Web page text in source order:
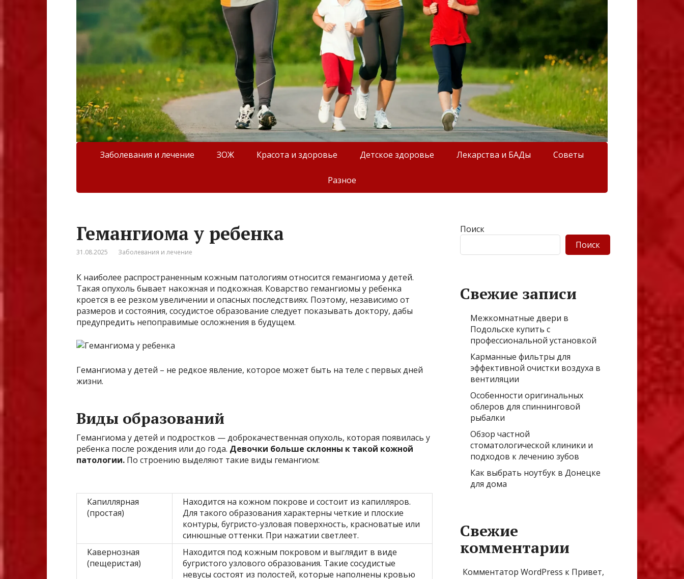
Заболевания и лечение ЗОЖ Красота и здоровье Детское здоровье Лекарства и БАДы Советы
Разное
Гемангиома у ребенка
31.08.2025 Заболевания и лечение
К наиболее распространенным кожным патологиям относится гемангиома у детей.
Такая опухоль бывает накожная и подкожная. Коварство гемангиомы у ребенка
кроется в ее резком увеличении и опасных последствиях. Поэтому, независимо от
размеров и состояния, сосудистое образование следует показывать доктору, дабы
предупредить непоправимые осложнения в будущем.
Гемангиома у детей – не редкое явление, которое может быть на теле с первых дней
жизни.
Виды образований
Гемангиома у детей и подростков — доброкачественная опухоль, которая появилась у
ребенка после рождения или до года. Девочки больше склонны к такой кожной
патологии. По строению выделяют такие виды гемангиом:
Капиллярная
(простая)
Находится на кожном покрове и состоит из капилляров.
Для такого образования характерны четкие и плоские
контуры, бугристо-узловая поверхность, красноватые или
синюшные оттенки. При нажатии светлеет.
Кавернозная
(пещеристая)
Находится под кожным покровом и выглядит в виде
бугристого узлового образования. Такие сосудистые
невусы состоят из полостей, которые наполнены кровью
Поиск
Поиск
Свежие записи
Межкомнатные двери в
Подольске купить с
профессиональной установкой
Карманные фильтры для
эффективной очистки воздуха в
вентиляции
Особенности оригинальных
облеров для спиннинговой
рыбалки
Обзор частной
стоматологической клиники и
подходов к лечению зубов
Как выбрать ноутбук в Донецке
для дома
Свежие
комментарии
Комментатор WordPress к Привет,